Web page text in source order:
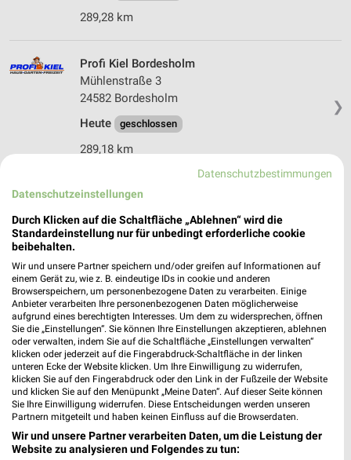
289,28 km
❯
Profi Kiel Bordesholm
Mühlenstraße 3
24582 Bordesholm
Heute
geschlossen
289,18 km
sonne.sh Büdelsdorf
Am Dolmen 5
24782 Büdelsdorf
hagebaumarkt Eckernförde
Noorstr. 17
24340 Eckernförde
Heute geschlossen
321,07 km
Sonderpreis Baumarkt Büdelsdorf
Sportallee 1
Datenschutzbestimmungen
Datenschutzeinstellungen
Durch Klicken auf die Schaltfläche „Ablehnen“ wird die
Standardeinstellung nur für unbedingt erforderliche cookie
beibehalten.
Wir und unsere Partner speichern und/oder greifen auf Informationen auf
einem Gerät zu, wie z. B. eindeutige IDs in cookie und anderen
Browserspeichern, um personenbezogene Daten zu verarbeiten. Einige
Anbieter verarbeiten Ihre personenbezogenen Daten möglicherweise
aufgrund eines berechtigten Interesses. Um dem zu widersprechen, öffnen
Sie die „Einstellungen“. Sie können Ihre Einstellungen akzeptieren, ablehnen
oder verwalten, indem Sie auf die Schaltfläche „Einstellungen verwalten“
klicken oder jederzeit auf die Fingerabdruck-Schaltfläche in der linken
unteren Ecke der Website klicken. Um Ihre Einwilligung zu widerrufen,
klicken Sie auf den Fingerabdruck oder den Link in der Fußzeile der Website
und klicken Sie auf den Menüpunkt „Meine Daten“. Auf dieser Seite können
Sie Ihre Einwilligung widerrufen. Diese Entscheidungen werden unseren
Partnern mitgeteilt und haben keinen Einfluss auf die Browserdaten.
Wir und unsere Partner verarbeiten Daten, um die Leistung der
Website zu analysieren und Folgendes zu tun: